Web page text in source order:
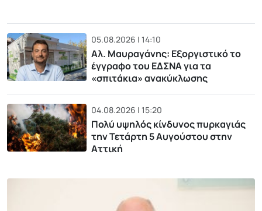
05.08.2026 | 14:10
Αλ. Μαυραγάνης: Εξοργιστικό το
έγγραφο του ΕΔΣΝΑ για τα
«σπιτάκια» ανακύκλωσης
04.08.2026 | 15:20
Πολύ υψηλός κίνδυνος πυρκαγιάς
την Τετάρτη 5 Αυγούστου στην
Αττική